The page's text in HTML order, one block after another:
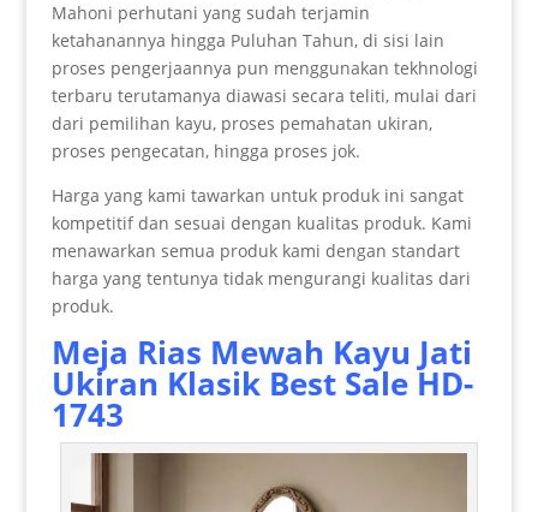
Mahoni perhutani yang sudah terjamin
ketahanannya hingga Puluhan Tahun, di sisi lain
proses pengerjaannya pun menggunakan tekhnologi
terbaru terutamanya diawasi secara teliti, mulai dari
dari pemilihan kayu, proses pemahatan ukiran,
proses pengecatan, hingga proses jok.
Harga yang kami tawarkan untuk produk ini sangat
kompetitif dan sesuai dengan kualitas produk. Kami
menawarkan semua produk kami dengan standart
harga yang tentunya tidak mengurangi kualitas dari
produk.
Meja Rias Mewah Kayu Jati
Ukiran Klasik Best Sale HD-
1743